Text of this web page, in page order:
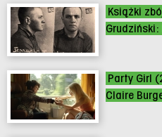
Książki
Party Girl
Claire